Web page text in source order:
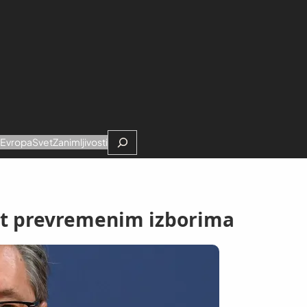
EvropaSvetZanimljivostiSearch
prevremenim izborima